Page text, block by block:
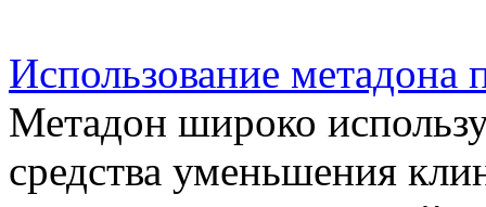
Использование метадона
Метадон широко
средства уменьшения